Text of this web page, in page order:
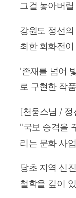
그걸 놓아버
강원도 정선
최한 회화전
'존재를 넘어
로 구현한 작
[천웅스님 / 정
"국보 승격을
리는 문화 사
당초 지역 신
철학을 깊이